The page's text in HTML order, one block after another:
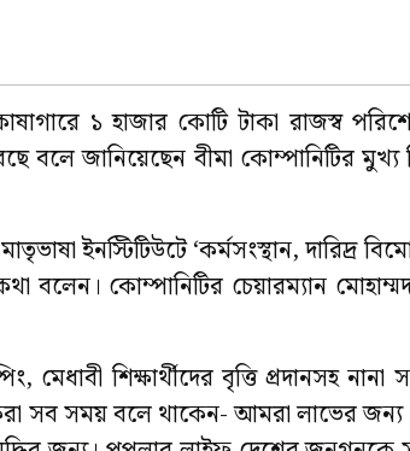
১ হাজার কোটি টাকা রাজস্ব
জানিয়েছেন বীমা কোম্পানিটির মুখ্য
ইনস্টিটিউটে ‘কর্মসংস্থান, দারিদ্র
বলেন। কোম্পানিটির চেয়ারম্যান
শিক্ষার্থীদের বৃত্তি প্রদানসহ নানা
সব সময় বলে থাকেন- আমরা লাভের জন্য